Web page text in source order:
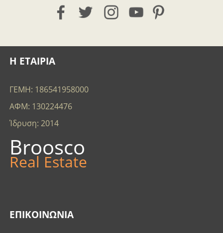
Η ΕΤΑΙΡΙΑ
ΓΕΜΗ: 186541958000
ΑΦΜ: 130224476
Ίδρυση: 2014
Broosco
Real Estate
ΕΠΙΚΟΙΝΩΝΊΑ